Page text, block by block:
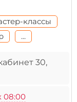
классы
...
30,
08:00